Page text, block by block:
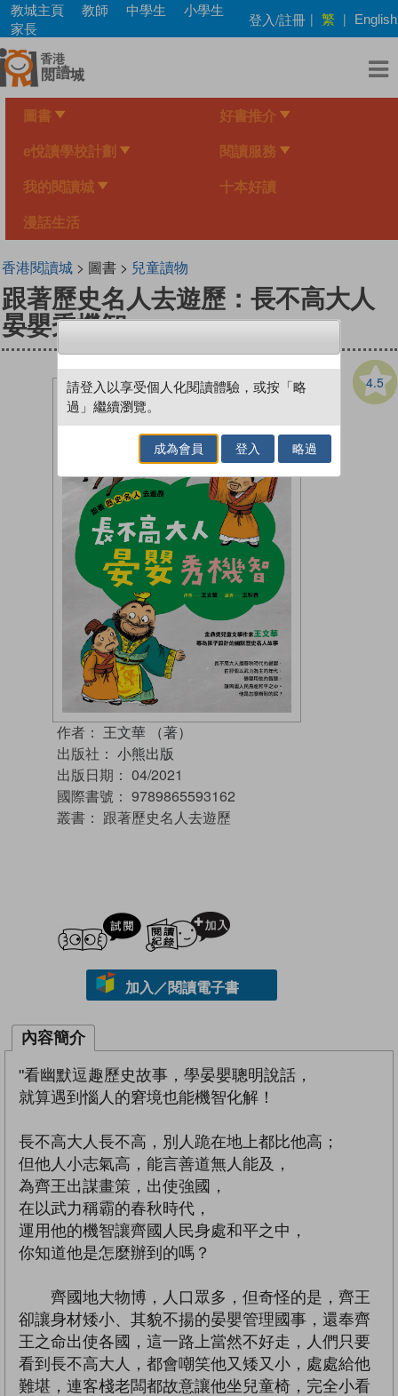
Skip
main
content
教城主頁 教師 中學生
小學生
家長
登入/註冊 | 繁 | English
圖書 好書推介
e悅讀學校計劃 閱讀服務
我的閱讀城 十本好讀
漫話生活
香港閱讀城> 圖書 > 兒童讀物
跟著歷史名人去遊歷：長不高大人
晏嬰秀機智
4.5
作者： 王文華 （著）
出版社： 小熊出版
出版日期： 04/2021
國際書號： 9789865593162
叢書： 跟著歷史名人去遊歷
試閲
加入／閱讀電子書
內容簡介
"看幽默逗趣歷史故事，學晏嬰聰明說話，
就算遇到惱人的窘境也能機智化解！
長不高大人長不高，別人跪在地上都比他高；
但他人小志氣高，能言善道無人能及，
為齊王出謀畫策，出使強國，
在以武力稱霸的春秋時代，
運用他的機智讓齊國人民身處和平之中，
你知道他是怎麼辦到的嗎？
齊國地大物博，人口眾多，但奇怪的是，齊王
卻讓身材矮小、其貌不揚的晏嬰管理國事，還奉齊
王之命出使各國，這一路上當然不好走，人們只要
看到長不高大人，都會嘲笑他又矮又小，處處給他
難堪，連客棧老闆都故意讓他坐兒童椅，完全小看
請登入以享受個人化閱讀體驗，或按「略
過」繼續瀏覽。
成為會員 登入 略過